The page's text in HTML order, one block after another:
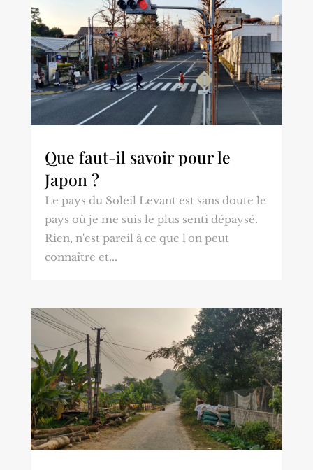
Que faut-il savoir pour le
Japon ?
Le pays du Soleil Levant est sans doute le
pays où je me suis le plus senti dépaysé.
Rien, n'est pareil à ce que l'on peut
connaître et...